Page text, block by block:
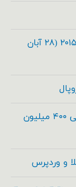
دروپال ۸.۰.۰ در تاریخ ۱۹ نوامبر ۲۰۱۵ (۲۸ آبان
دروپال و آکوئیا برای صرفه جویی ۴۰۰ میلیون
و وردپرس